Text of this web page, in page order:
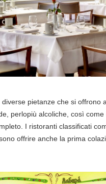
pietanze che si offrono
perlopiù alcoliche, così
I ristoranti classificati
offrire anche la prima